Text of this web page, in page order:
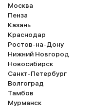
Москва
Пенза
Казань
Краснодар
Ростов-на-Дону
Нижний Новгород
Новосибирск
Санкт-Петербург
Волгоград
Тамбов
Мурманск